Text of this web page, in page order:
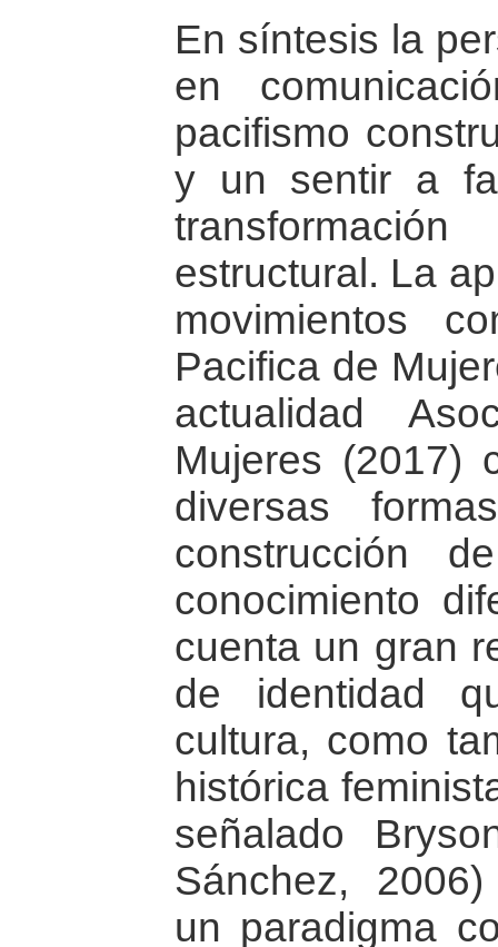
En síntesis la
en
pacifismo
y un sentir a
estructural. La
movimientos
Pacifica de
actualidad
Mujeres (2017)
diversas
construcción
conocimiento
cuenta un gran
de identidad
cultura, como
histórica
señalado
Sánchez,
un paradigma